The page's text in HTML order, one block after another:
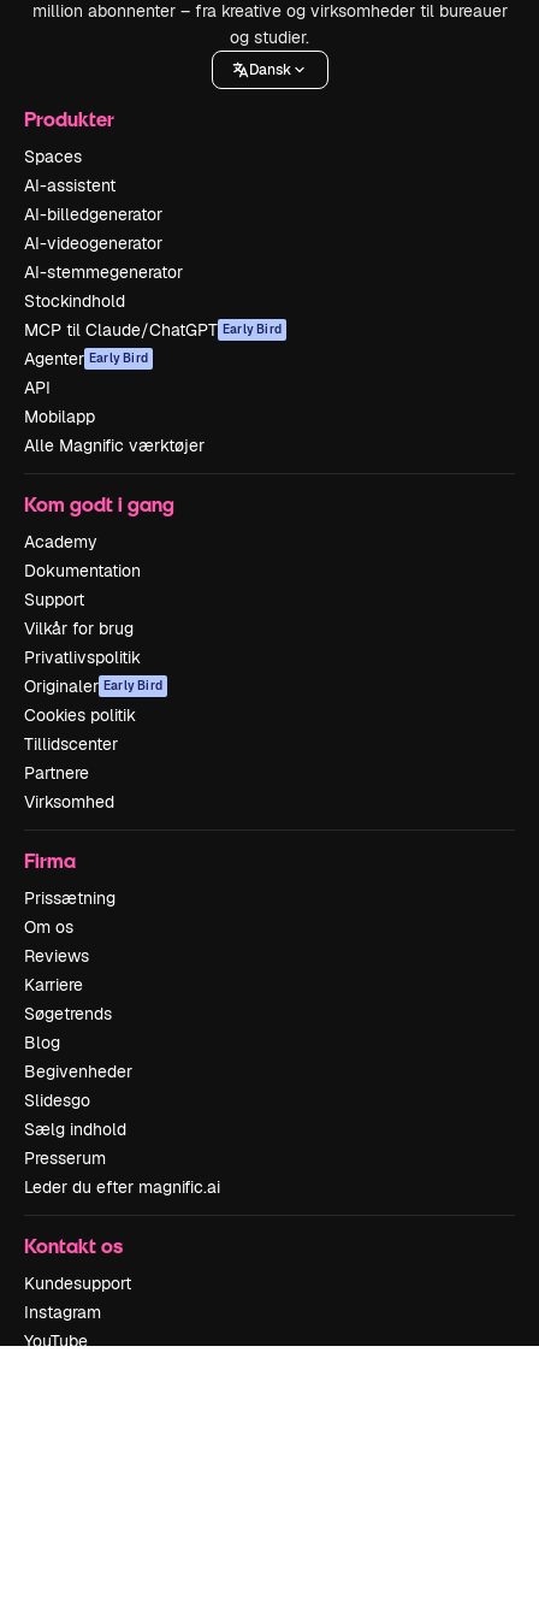
million abonnenter – fra kreative og virksomheder til bureauer
og studier.
Dansk
Produkter
Spaces
AI-assistent
AI-billedgenerator
AI-videogenerator
AI-stemmegenerator
Stockindhold
MCP til Claude/ChatGPT Early Bird
Agenter Early Bird
API
Mobilapp
Alle Magnific værktøjer
Kom godt i gang
Academy
Dokumentation
Support
Vilkår for brug
Privatlivspolitik
Originaler Early Bird
Cookies politik
Tillidscenter
Partnere
Virksomhed
Firma
Prissætning
Om os
Reviews
Karriere
Søgetrends
Blog
Begivenheder
Slidesgo
Sælg indhold
Presserum
Leder du efter magnific.ai
Kontakt os
Kundesupport
Instagram
YouTube